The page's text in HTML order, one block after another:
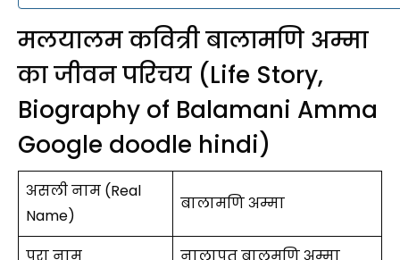
मलयालम कवित्री बालामणि अम्मा
का जीवन परिचय (Life Story,
Biography of Balamani Amma
Google doodle hindi)
असली नाम (Real
Name)
बालामणि अम्मा